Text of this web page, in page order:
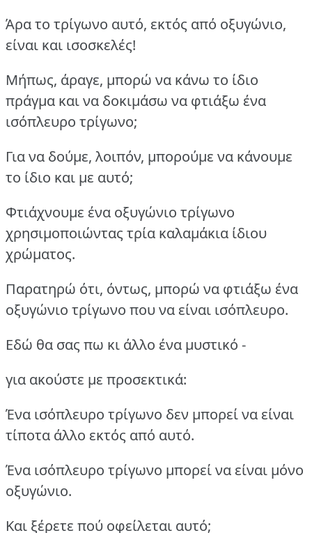
Άρα το τρίγωνο αυτό, εκτός από οξυγώνιο,
είναι και ισοσκελές!
Μήπως, άραγε, μπορώ να κάνω το ίδιο
πράγμα και να δοκιμάσω να φτιάξω ένα
ισόπλευρο τρίγωνο;
Για να δούμε, λοιπόν, μπορούμε να κάνουμε
το ίδιο και με αυτό;
Φτιάχνουμε ένα οξυγώνιο τρίγωνο
χρησιμοποιώντας τρία καλαμάκια ίδιου
χρώματος.
Παρατηρώ ότι, όντως, μπορώ να φτιάξω ένα
οξυγώνιο τρίγωνο που να είναι ισόπλευρο.
Εδώ θα σας πω κι άλλο ένα μυστικό -
για ακούστε με προσεκτικά:
Ένα ισόπλευρο τρίγωνο δεν μπορεί να είναι
τίποτα άλλο εκτός από αυτό.
Ένα ισόπλευρο τρίγωνο μπορεί να είναι μόνο
οξυγώνιο.
Και ξέρετε πού οφείλεται αυτό;